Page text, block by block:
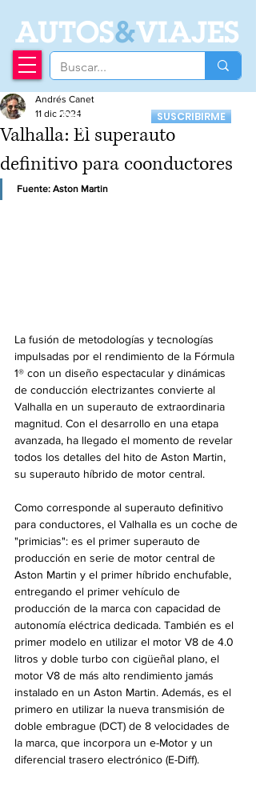
AUTOS&VIAJES
Recibí nuestro
Newsletter
SUSCRIBIRME
Valhalla: El superauto
definitivo para coonductores
Andrés Canet
11 dic 2024
Fuente: Aston Martin
La fusión de metodologías y tecnologías
impulsadas por el rendimiento de la Fórmula
1® con un diseño espectacular y dinámicas
de conducción electrizantes convierte al
Valhalla en un superauto de extraordinaria
magnitud. Con el desarrollo en una etapa
avanzada, ha llegado el momento de revelar
todos los detalles del hito de Aston Martin,
su superauto híbrido de motor central.
Como corresponde al superauto definitivo
para conductores, el Valhalla es un coche de
"primicias": es el primer superauto de
producción en serie de motor central de
Aston Martin y el primer híbrido enchufable,
entregando el primer vehículo de
producción de la marca con capacidad de
autonomía eléctrica dedicada. También es el
primer modelo en utilizar el motor V8 de 4.0
litros y doble turbo con cigüeñal plano, el
motor V8 de más alto rendimiento jamás
instalado en un Aston Martin. Además, es el
primero en utilizar la nueva transmisión de
doble embrague (DCT) de 8 velocidades de
la marca, que incorpora un e-Motor y un
diferencial trasero electrónico (E-Diff).